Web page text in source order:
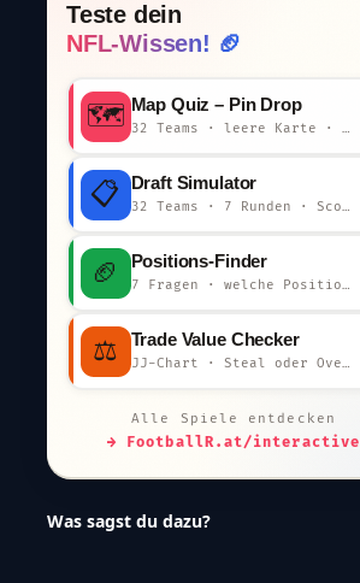
Teste dein
NFL-Wissen! 🏈
🗺️ Map Quiz – Pin Drop
32 Teams · leere Karte · km-Wertung
📋 Draft Simulator
32 Teams · 7 Runden · Scout-Kommentar
🏈 Positions-Finder
7 Fragen · welche Position bist du?
⚖️ Trade Value Checker
JJ-Chart · Steal oder Overpay?
Alle Spiele entdecken
→ FootballR.at/interactive
Was sagst du dazu?